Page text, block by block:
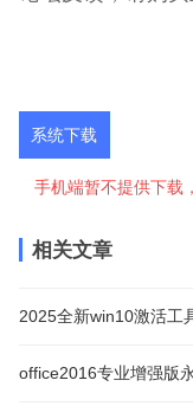
系统下载
手机端暂不提供下载
相关文章
2025全新win10激活工
office2016专业增强版